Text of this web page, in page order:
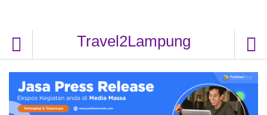
Travel2Lampung